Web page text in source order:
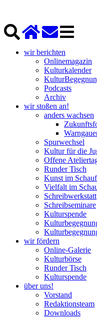
wir berichten
Onlinemagazin
Kulturkalender
Podcasts
Archiv
wir stoßen an!
anders wachsen
Spurwechsel
Kultur für die
Offene
Runder Tisch
Kunst im
Vielfalt im
Schreibwerkstatt
Schreibseminare
Kulturspende
wir fördern
Online-Galerie
Kulturbörse
Runder Tisch
Kulturspende
über uns!
Vorstand
Redaktionsteam
Downloads